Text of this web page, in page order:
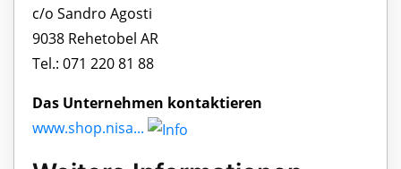
c/o Sandro Agosti
9038 Rehetobel AR
Tel.: 071 220 81 88
Das Unternehmen kontaktieren
www.shop.nisa...